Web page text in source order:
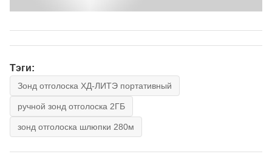
Тэги:
Зонд отголоска ХД-ЛИТЭ портативный
ручной зонд отголоска 2ГБ
зонд отголоска шлюпки 280м